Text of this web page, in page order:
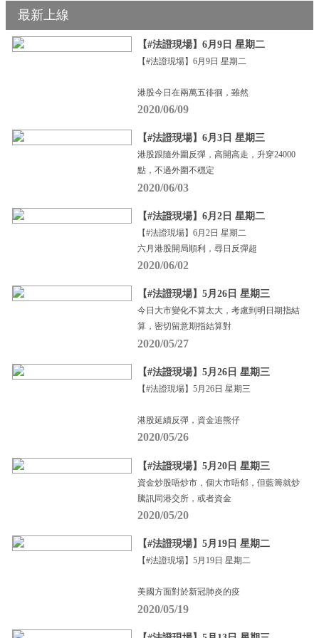
最新上線
【#法證現場】6月9日 星期二
【#法證現場】6月9日 星期二
港股今日在兩萬五徘徊，雖然
2020/06/09
【#法證現場】6月3日 星期三
港股跟隨外圍反彈，高開高走，升穿24000
點，不過外圍不穩定
2020/06/03
【#法證現場】6月2日 星期二
【#法證現場】6月2日 星期二
六月港股開局順利，尋日反彈超
2020/06/02
【#法證現場】5月26日 星期三
今日大市變化不算太大，考慮到明日期指結
算，密切留意期指結算對
2020/05/27
【#法證現場】5月26日 星期三
【#法證現場】5月26日 星期三
港股延續反彈，資金追熊仔
2020/05/26
【#法證現場】5月20日 星期三
資金炒股唔炒市，個大市唔郁，但藍籌就炒
騰訊同港交所，或者資金
2020/05/20
【#法證現場】5月19日 星期二
【#法證現場】5月19日 星期二
美國方面對於新冠肺炎的疫
2020/05/19